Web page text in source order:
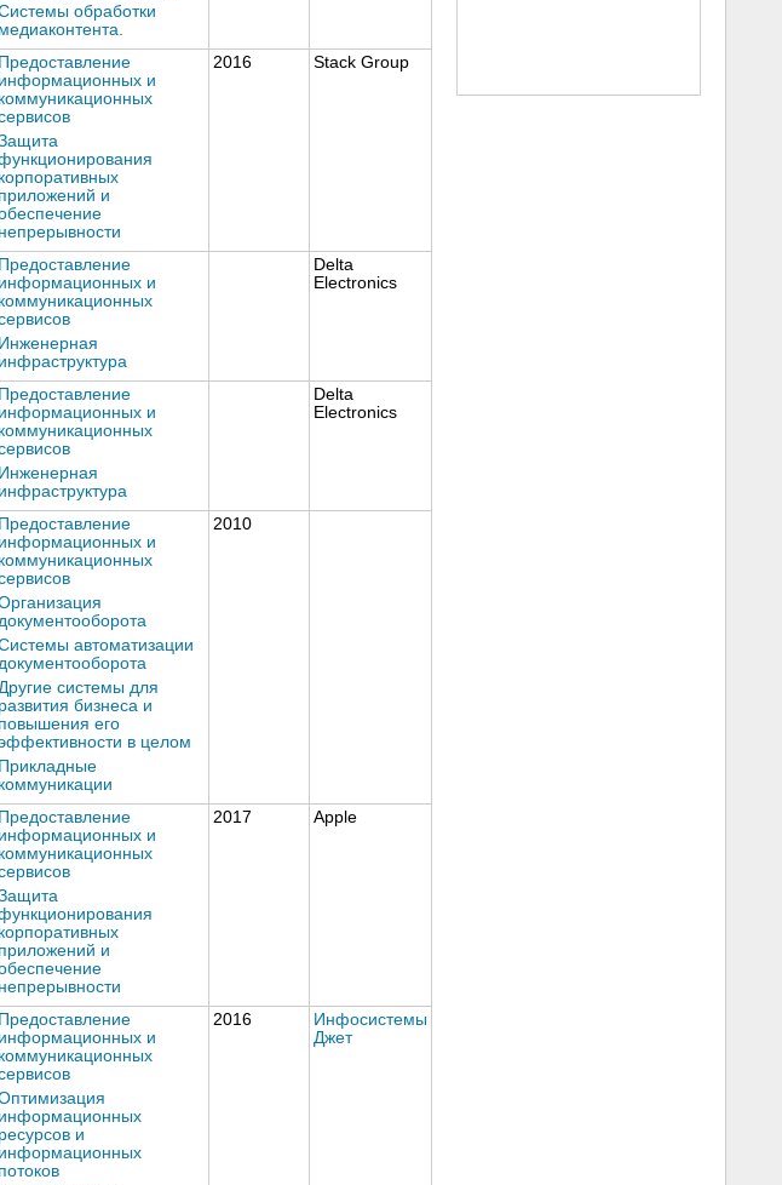
обработки
медиаконтента.
Предоставление
информационных и
коммуникационных
корпоративных
приложений и
непрерывности
2016 Stack Group
Предоставление
информационных и
коммуникационных
Инженерная
инфраструктура
Delta
Electronics
Предоставление
информационных и
коммуникационных
Инженерная
инфраструктура
Delta
Electronics
Предоставление
информационных и
коммуникационных
автоматизации
системы для
развития бизнеса и
повышения его
в целом
Прикладные
коммуникации
2010
Предоставление
информационных и
коммуникационных
корпоративных
приложений и
непрерывности
2017 Apple
Предоставление
информационных и
коммуникационных
информационных
ресурсов и
информационных
потоков
2016
Инфосистемы
Джет